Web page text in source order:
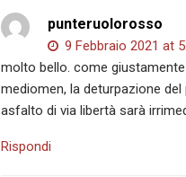
punteruolorosso
9 Febbraio 2021 at
molto bello. come
mediomen, la deturpazione
asfalto di via libertà sarà
Rispondi